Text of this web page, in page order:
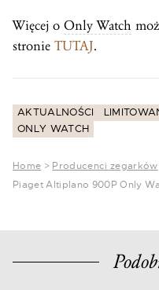
Więcej o Only Watch
stronie TUTAJ.
AKTUALNOŚCI
ONLY WATCH
Home > Producenci zegarków
Piaget Altiplano 900P Only